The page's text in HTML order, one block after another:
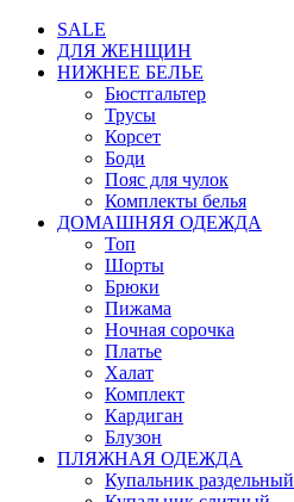
SALE
ДЛЯ ЖЕНЩИН
НИЖНЕЕ БЕЛЬЕ
Бюстгальтер
Трусы
Корсет
Боди
Пояс для чулок
Комплекты белья
ДОМАШНЯЯ ОДЕЖДА
Топ
Шорты
Брюки
Пижама
Ночная сорочка
Платье
Халат
Комплект
Кардиган
Блузон
ПЛЯЖНАЯ ОДЕЖДА
Купальник раздельный